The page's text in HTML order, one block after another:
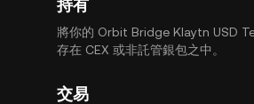
持有
將你的 Orbit Bridge Klaytn USD
存在 CEX 或非託管銀包之中。
交易